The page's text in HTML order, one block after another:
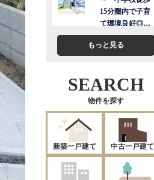
もっと見る
SEARCH
物件を探す
新築一戸建て 中古一戸建て